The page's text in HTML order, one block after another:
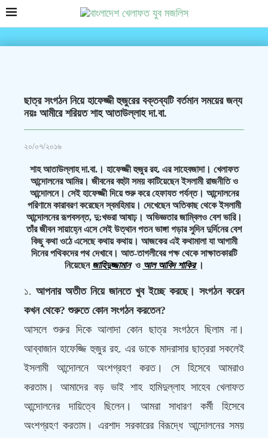
ছাত্র সংগঠন নিয়ে হাফেজ্জী হুজুরের বক্তব্যটি বর্তমান সময়ের জন্য
নয়ঃ আমীরে শরিয়ত শাহ আতাউল্লাহ দা.বা.
২০/০৭/২০১৬
শাহ আতাউল্লাহ দা.বা.। হাফেজ্জী হুজুর রহ. এর সাহেবজাদা। খেলাফত
আন্দোলনের আমির। জীবনের বহুটা সময় কাটিয়েছেন ইসলামী রাজনীতি ও
আন্দোলনে। সেই হাফেজ্জী দিয়ে শুরু করে হেফাযত পর্যন্ত। আন্দোলনের
পরিণামে কারাবরণ করেছেন স্বমহিমায়। দেখেছেন অতিকাছ থেকে ইসলামী
আন্দোলনের রূপবসন্ত, দু:খভরা আষাঢ়। অভিজ্ঞতার জাম্বিলও বেশ ভারি।
তাঁর জীবন সায়াহ্নে এসে সেই উত্থান পতন ভাঙ্গা গড়ার সুদিন দুর্দিনের বেশ
কিছু কথা ওঠে এসেছে কথায় কথায়। আজকের এই কথামালা যা আগামী
দিনের পথিকদের পথ দেখাবে। আত-তাগলীবের পক্ষ থেকে সাক্ষাতকারটি
নিয়েছেন জাহিদুজ্জামান ও আল আবিদ শাকির ।
১. আপনার অতীত নিয়ে জানতে খুব ইচ্ছে করছে। সংগঠন করেন
কখন থেকে? শুরুতে কোন সংগঠন করতেন?
আসলে শুরুর দিকে আলাদা কোন ছাত্র সংগঠনে ছিলাম না।
আব্বাজান হাফেজ্জি হুজুর রহ. এর ডাকে মাদরাসার ছাত্ররা সকলেই
ইসলামী আন্দোলনে অংশগ্রহণ করত। সে হিসেবে আমরাও
করতাম। আমাদের বড় ভাই শাহ হামিদুল্লাহ সাহেব খেলাফত
আন্দোলনের দায়িত্বে ছিলেন। আমরা সাধারণ কর্মী হিসেবে
অংশগ্রহণ করতাম। এরশাদ সরকারের বিরূদ্ধে আন্দোলনের সময়